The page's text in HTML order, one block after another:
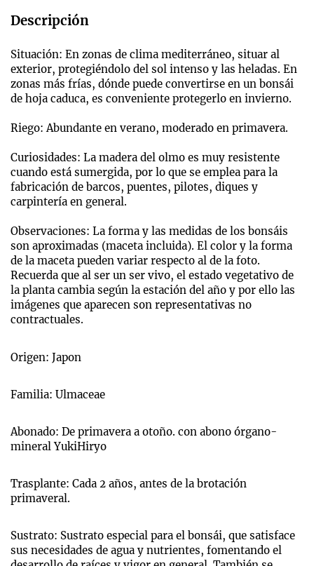
Descripción
Situación: En zonas de clima mediterráneo, situar al
exterior, protegiéndolo del sol intenso y las heladas. En
zonas más frías, dónde puede convertirse en un bonsái
de hoja caduca, es conveniente protegerlo en invierno.
Riego: Abundante en verano, moderado en primavera.
Curiosidades: La madera del olmo es muy resistente
cuando está sumergida, por lo que se emplea para la
fabricación de barcos, puentes, pilotes, diques y
carpintería en general.
Observaciones: La forma y las medidas de los bonsáis
son aproximadas (maceta incluida). El color y la forma
de la maceta pueden variar respecto al de la foto.
Recuerda que al ser un ser vivo, el estado vegetativo de
la planta cambia según la estación del año y por ello las
imágenes que aparecen son representativas no
contractuales.
Origen: Japon
Familia: Ulmaceae
Abonado: De primavera a otoño. con abono órgano-
mineral YukiHiryo
Trasplante: Cada 2 años, antes de la brotación
primaveral.
Sustrato: Sustrato especial para el bonsái, que satisface
sus necesidades de agua y nutrientes, fomentando el